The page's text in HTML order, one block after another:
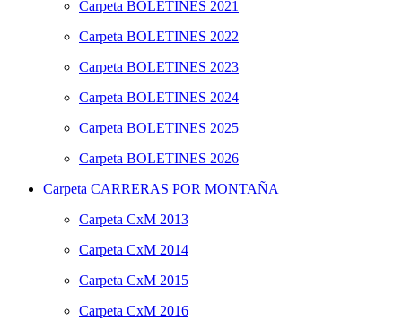
Carpeta BOLETINES 2021
Carpeta BOLETINES 2022
Carpeta BOLETINES 2023
Carpeta BOLETINES 2024
Carpeta BOLETINES 2025
Carpeta BOLETINES 2026
Carpeta CARRERAS POR MONTAÑA
Carpeta CxM 2013
Carpeta CxM 2014
Carpeta CxM 2015
Carpeta CxM 2016